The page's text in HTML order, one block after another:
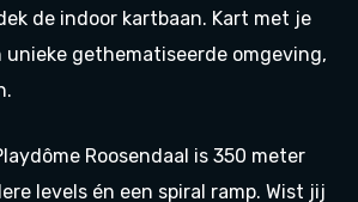
de indoor kartbaan. Kart met je
unieke gethematiseerde omgeving,
Roosendaal is 350 meter
levels én een spiral ramp. Wist jij